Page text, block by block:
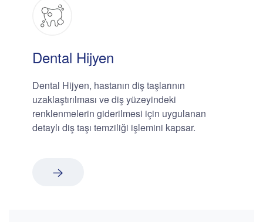
Dental Hijyen
Dental Hijyen, hastanın diş taşlarının
uzaklaştırılması ve diş yüzeyindeki
renklenmelerin giderilmesi için uygulanan
detaylı diş taşı temziliği işlemini kapsar.